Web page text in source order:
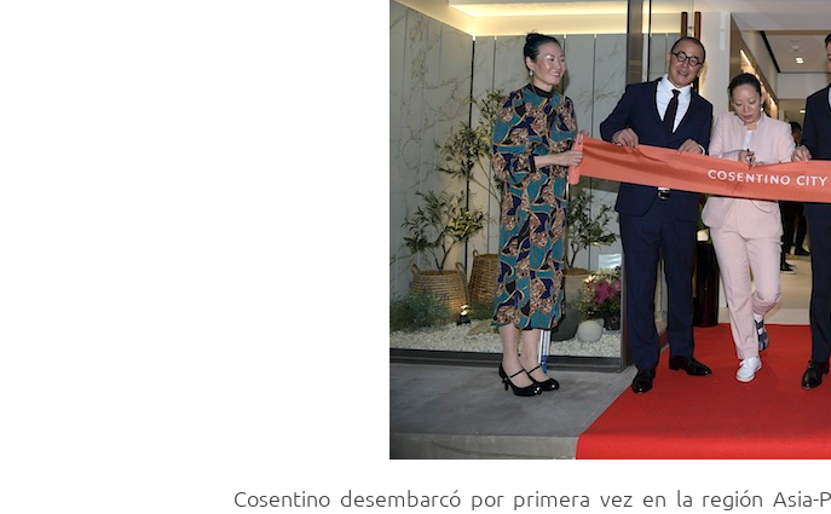
Cosentino desembarcó por primera vez en la región